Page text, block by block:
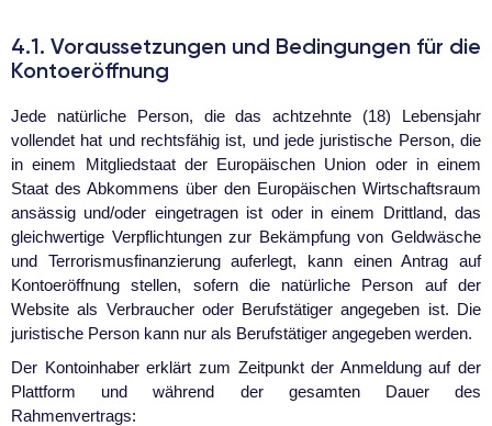
4.1. Voraussetzungen und Bedingungen für die
Kontoeröffnung
Jede natürliche Person, die das achtzehnte (18) Lebensjahr
vollendet hat und rechtsfähig ist, und jede juristische Person, die
in einem Mitgliedstaat der Europäischen Union oder in einem
Staat des Abkommens über den Europäischen Wirtschaftsraum
ansässig und/oder eingetragen ist oder in einem Drittland, das
gleichwertige Verpflichtungen zur Bekämpfung von Geldwäsche
und Terrorismusfinanzierung auferlegt, kann einen Antrag auf
Kontoeröffnung stellen, sofern die natürliche Person auf der
Website als Verbraucher oder Berufstätiger angegeben ist. Die
juristische Person kann nur als Berufstätiger angegeben werden.
Der Kontoinhaber erklärt zum Zeitpunkt der Anmeldung auf der
Plattform und während der gesamten Dauer des
Rahmenvertrags: